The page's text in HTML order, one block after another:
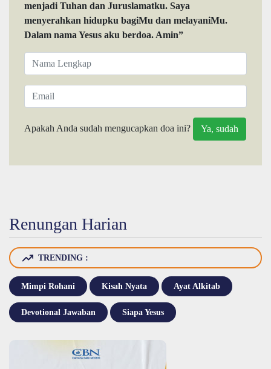
menjadi Tuhan dan Juruslamatku. Saya
menyerahkan hidupku bagiMu dan melayaniMu.
Dalam nama Yesus aku berdoa. Amin”
Apakah Anda sudah mengucapkan doa ini?
Renungan Harian
TRENDING :
Mimpi Rohani Kisah Nyata Ayat Alkitab
Devotional Jawaban Siapa Yesus